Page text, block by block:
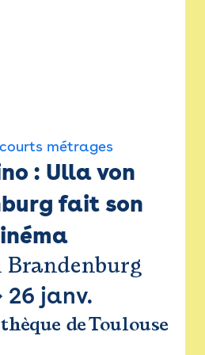
métrages
: Ulla von
fait son
26 janv.
de Toulouse